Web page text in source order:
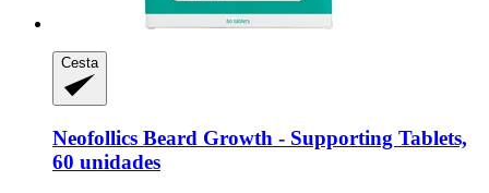
Cesta
Neofollics Beard Growth -​ Supporting Tablets,
60 unidades